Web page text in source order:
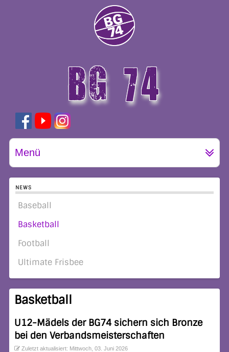
BG 74
GÖTTINGEN
Menü
NEWS
Baseball
Basketball
Football
Ultimate Frisbee
Basketball
U12-Mädels der BG74 sichern sich Bronze
bei den Verbandsmeisterschaften
Zuletzt aktualisiert: Mittwoch, 03. Juni 2026